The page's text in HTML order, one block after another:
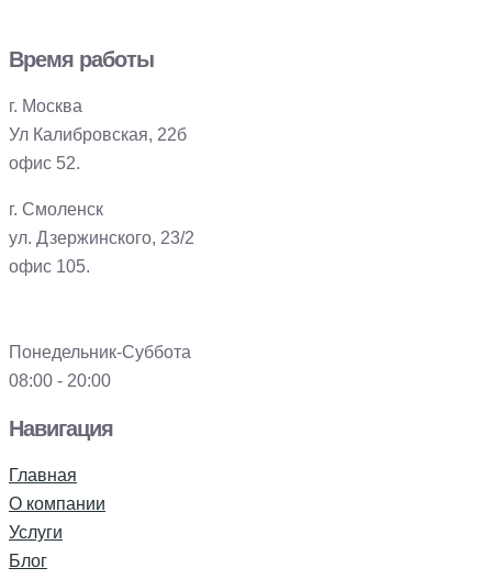
Время работы
г. Москва
Ул Калибровская, 22б
офис 52.
г. Смоленск
ул. Дзержинского, 23/2
офис 105.
Понедельник-Суббота
08:00 - 20:00
Навигация
Главная
О компании
Услуги
Блог